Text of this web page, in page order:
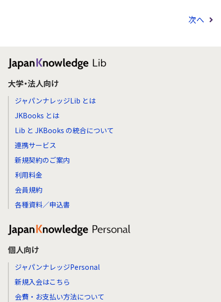
次へ
大学・法人向け
ジャパンナレッジLib とは
JKBooks とは
Lib と JKBooks の統合について
連携サービス
新規契約のご案内
利用料金
会員規約
各種資料／申込書
個人向け
ジャパンナレッジPersonal
新規入会はこちら
会費・お支払い方法について